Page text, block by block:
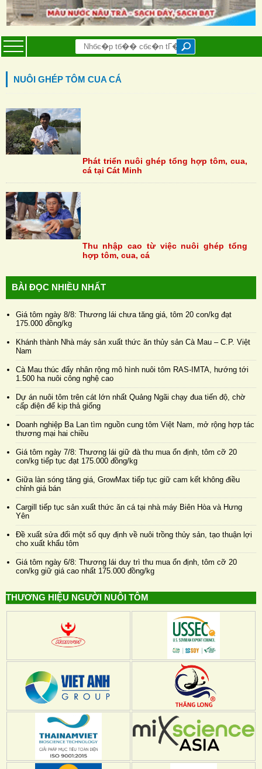
NUÔI GHÉP TÔM CUA CÁ
Phát triển nuôi ghép tổng hợp tôm, cua,
cá tại Cát Minh
Thu nhập cao từ việc nuôi ghép tổng
hợp tôm, cua, cá
BÀI ĐỌC NHIỀU NHẤT
Giá tôm ngày 8/8: Thương lái chưa tăng giá, tôm 20 con/kg đạt
175.000 đồng/kg
Khánh thành Nhà máy sản xuất thức ăn thủy sản Cà Mau – C.P. Việt
Nam
Cà Mau thúc đẩy nhân rộng mô hình nuôi tôm RAS-IMTA, hướng tới
1.500 ha nuôi công nghệ cao
Dự án nuôi tôm trên cát lớn nhất Quảng Ngãi chạy đua tiến độ, chờ
cấp điện để kịp thả giống
Doanh nghiệp Ba Lan tìm nguồn cung tôm Việt Nam, mở rộng hợp tác
thương mại hai chiều
Giá tôm ngày 7/8: Thương lái giữ đà thu mua ổn định, tôm cỡ 20
con/kg tiếp tục đạt 175.000 đồng/kg
Giữa làn sóng tăng giá, GrowMax tiếp tục giữ cam kết không điều
chỉnh giá bán
Cargill tiếp tục sản xuất thức ăn cá tại nhà máy Biên Hòa và Hưng
Yên
Đề xuất sửa đổi một số quy định về nuôi trồng thủy sản, tạo thuận lợi
cho xuất khẩu tôm
Giá tôm ngày 6/8: Thương lái duy trì thu mua ổn định, tôm cỡ 20
con/kg giữ giá cao nhất 175.000 đồng/kg
THƯƠNG HIỆU NGƯỜI NUÔI TÔM